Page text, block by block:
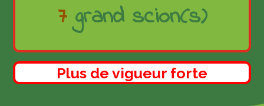
7grand scion(s)
Plus de vigueur forte